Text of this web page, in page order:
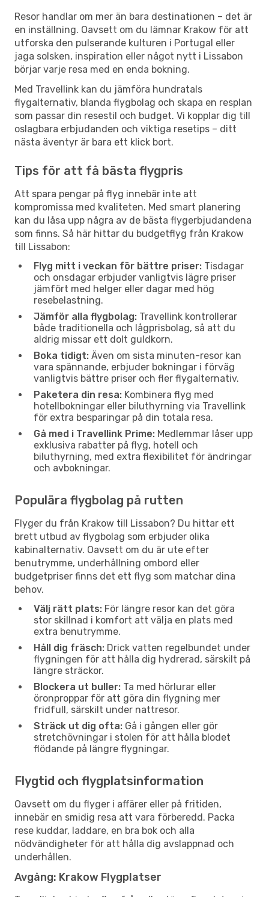
Resor handlar om mer än bara destinationen – det är
en inställning. Oavsett om du lämnar Krakow för att
utforska den pulserande kulturen i Portugal eller
jaga solsken, inspiration eller något nytt i Lissabon
börjar varje resa med en enda bokning.
Med Travellink kan du jämföra hundratals
flygalternativ, blanda flygbolag och skapa en resplan
som passar din resestil och budget. Vi kopplar dig till
oslagbara erbjudanden och viktiga resetips – ditt
nästa äventyr är bara ett klick bort.
Tips för att få bästa flygpris
Att spara pengar på flyg innebär inte att
kompromissa med kvaliteten. Med smart planering
kan du låsa upp några av de bästa flygerbjudandena
som finns. Så här hittar du budgetflyg från Krakow
till Lissabon:
Flyg mitt i veckan för bättre priser: Tisdagar
och onsdagar erbjuder vanligtvis lägre priser
jämfört med helger eller dagar med hög
resebelastning.
Jämför alla flygbolag: Travellink kontrollerar
både traditionella och lågprisbolag, så att du
aldrig missar ett dolt guldkorn.
Boka tidigt: Även om sista minuten-resor kan
vara spännande, erbjuder bokningar i förväg
vanligtvis bättre priser och fler flygalternativ.
Paketera din resa: Kombinera flyg med
hotellbokningar eller biluthyrning via Travellink
för extra besparingar på din totala resa.
Gå med i Travellink Prime: Medlemmar låser upp
exklusiva rabatter på flyg, hotell och
biluthyrning, med extra flexibilitet för ändringar
och avbokningar.
Populära flygbolag på rutten
Flyger du från Krakow till Lissabon? Du hittar ett
brett utbud av flygbolag som erbjuder olika
kabinalternativ. Oavsett om du är ute efter
benutrymme, underhållning ombord eller
budgetpriser finns det ett flyg som matchar dina
behov.
Välj rätt plats: För längre resor kan det göra
stor skillnad i komfort att välja en plats med
extra benutrymme.
Håll dig fräsch: Drick vatten regelbundet under
flygningen för att hålla dig hydrerad, särskilt på
längre sträckor.
Blockera ut buller: Ta med hörlurar eller
öronproppar för att göra din flygning mer
fridfull, särskilt under nattresor.
Sträck ut dig ofta: Gå i gången eller gör
stretchövningar i stolen för att hålla blodet
flödande på längre flygningar.
Flygtid och flygplatsinformation
Oavsett om du flyger i affärer eller på fritiden,
innebär en smidig resa att vara förberedd. Packa
rese kuddar, laddare, en bra bok och alla
nödvändigheter för att hålla dig avslappnad och
underhållen.
Avgång: Krakow Flygplatser